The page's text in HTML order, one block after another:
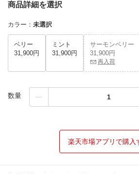
商品詳細を選択
カラー ： 未選択
ベリー
31,900円
ミント
31,900円
サーモンベリー
31,900円
再入荷
数量
楽天市場アプリで購入